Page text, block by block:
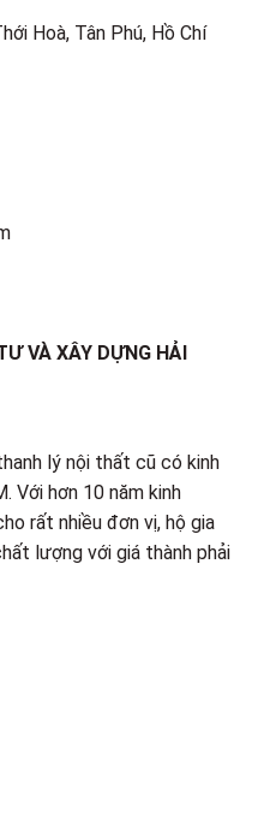
Hoà, Tân Phú, Hồ Chí
VÀ XÂY DỰNG HẢI
lý nội thất cũ có kinh
Với hơn 10 năm kinh
rất nhiều đơn vị, hộ gia
lượng với giá thành phải